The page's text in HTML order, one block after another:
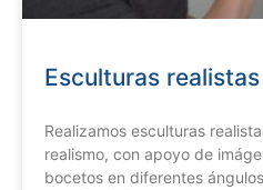
Esculturas realistas
Realizamos esculturas
realismo, con apoyo de
bocetos en diferentes